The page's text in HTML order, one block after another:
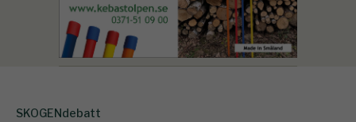
SKOGENdebatt